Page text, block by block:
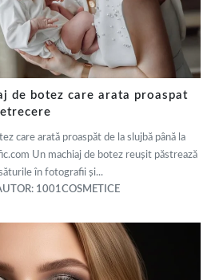
de botez care arata proaspat
care arată proaspăt de la slujbă până la
Un machiaj de botez reușit păstrează
în fotografii și...
1001COSMETICE